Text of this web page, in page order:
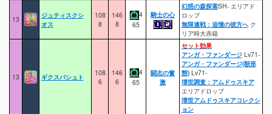
13
ジュティスクシ
オス
108
8
146
8
4
65
騎士の心
幻惑の森探索SH- エリアド
ロップ
無限連戦：追憶の彼方へク
リア時大赤箱
13 ギクスバシュト
108
6
146
6
4
65
闘志の奮
激
セット効果
アンガ・ファンダージLv71-
アンガ・ファンダージ(獣形
態)Lv71-
壊世調査：アムドゥスキア
エリアドロップ
壊世アムドゥスキアコレクシ
ョン